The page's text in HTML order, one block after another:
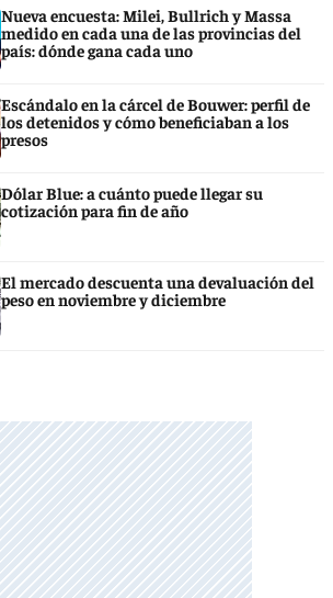
Nueva encuesta: Milei, Bullrich y Massa
medido en cada una de las provincias del
país: dónde gana cada uno
Escándalo en la cárcel de Bouwer: perfil de
los detenidos y cómo beneficiaban a los
presos
Dólar Blue: a cuánto puede llegar su
cotización para fin de año
El mercado descuenta una devaluación del
peso en noviembre y diciembre